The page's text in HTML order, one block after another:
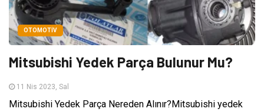
OTOMOTIV
Mitsubishi Yedek Parça Bulunur Mu?
11 Nis 2023, Sal
Mitsubishi Yedek Parça Nereden Alınır?Mitsubishi yedek